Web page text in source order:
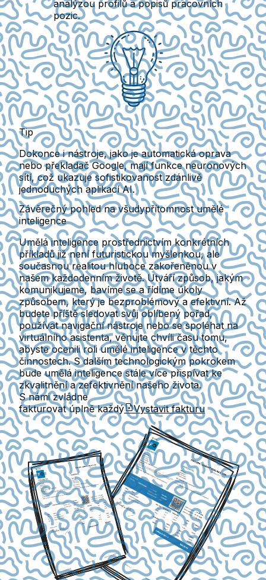
analýzou profilů a popisů pracovních
pozic.
Tip
Dokonce i nástroje, jako je automatická oprava
nebo překladač Google, mají funkce neuronových
sítí, což ukazuje sofistikovanost zdánlivě
jednoduchých aplikací AI.
Závěrečný pohled na všudypřítomnost umělé
inteligence
Umělá inteligence prostřednictvím konkrétních
příkladů již není futuristickou myšlenkou, ale
současnou realitou hluboce zakořeněnou v
našem každodenním životě. Utváří způsob, jakým
komunikujeme, bavíme se a řídíme úkoly
způsobem, který je bezproblémový a efektivní. Až
budete příště sledovat svůj oblíbený pořad,
používat navigační nástroje nebo se spoléhat na
virtuálního asistenta, věnujte chvíli času tomu,
abyste ocenili roli umělé inteligence v těchto
činnostech. S dalším technologickým pokrokem
bude umělá inteligence stále více přispívat ke
zkvalitnění a zefektivnění našeho života.
S námi zvládne
fakturovat úplně každý
Vystavit fakturu